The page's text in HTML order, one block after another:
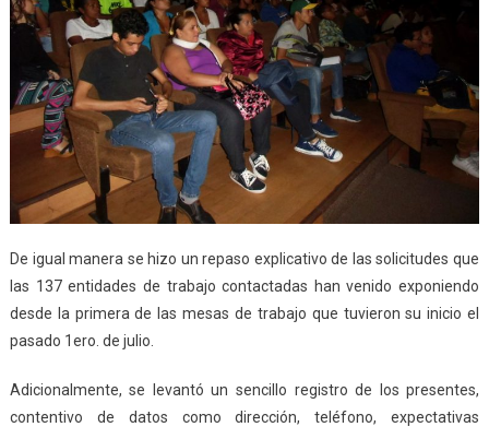
De igual manera se hizo un repaso explicativo de las solicitudes que
las 137 entidades de trabajo contactadas han venido exponiendo
desde la primera de las mesas de trabajo que tuvieron su inicio el
pasado 1ero. de julio.
Adicionalmente, se levantó un sencillo registro de los presentes,
contentivo de datos como dirección, teléfono, expectativas